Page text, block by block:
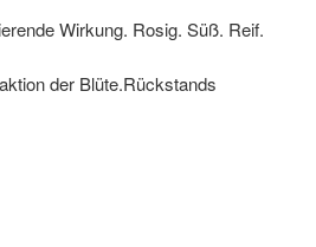
Wirkung. Rosig. Süß. Reif.
der Blüte.Rückstands